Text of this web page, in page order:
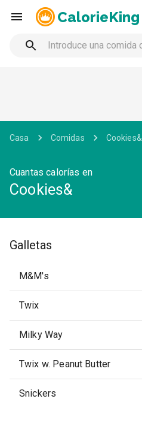
CalorieKing
Casa Comidas Cookies&
Cuantas calorías en
Cookies&
Galletas
M&M's
Twix
Milky Way
Twix w. Peanut Butter
Snickers